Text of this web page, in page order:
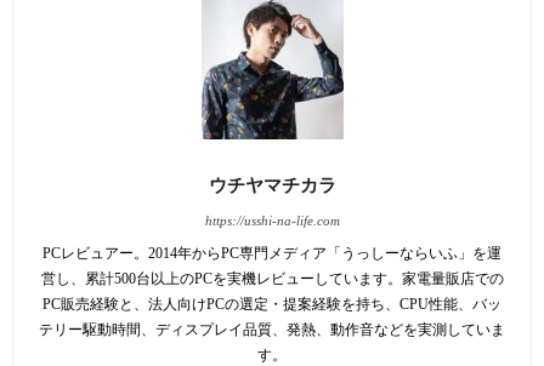
ウチヤマチカラ
https://usshi-na-life.com
PCレビュアー。2014年からPC専門メディア「うっしーならいふ」を運
営し、累計500台以上のPCを実機レビューしています。家電量販店での
PC販売経験と、法人向けPCの選定・提案経験を持ち、CPU性能、バッ
テリー駆動時間、ディスプレイ品質、発熱、動作音などを実測していま
す。